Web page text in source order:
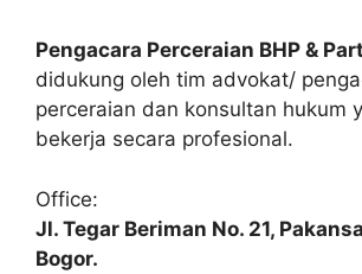
Pengacara Perceraian BHP &
didukung oleh tim advokat/
perceraian dan konsultan hukum
bekerja secara profesional.
Office:
Jl. Tegar Beriman No. 21,
Bogor.